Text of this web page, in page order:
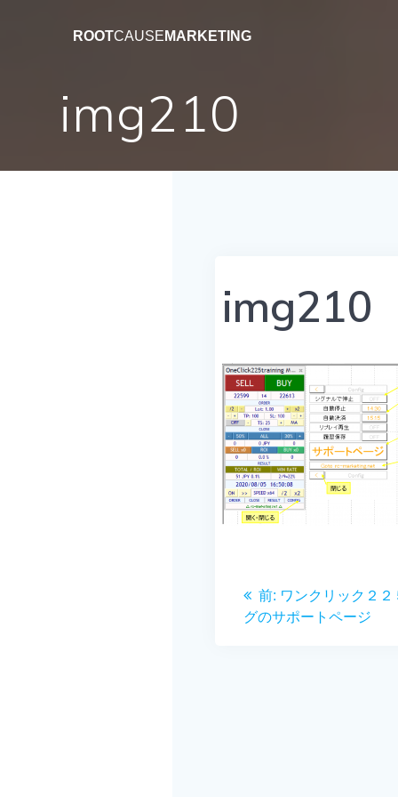
ROOTCAUSE MARKETING
img210
img210
投
稿
前: 前
の
ワンクリック２
グのサポートページ